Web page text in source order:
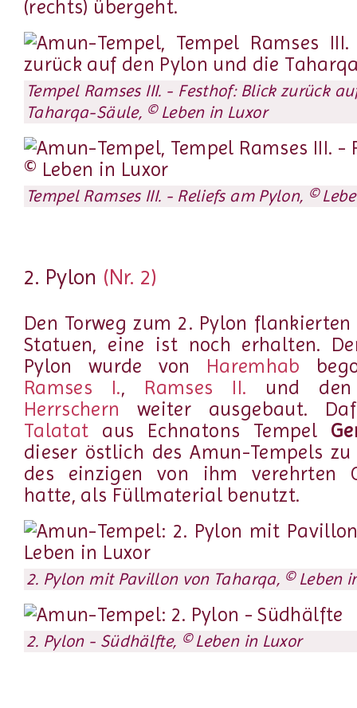
(rechts) übergeht.
Tempel Ramses III. - Festhof: Blick zurück
Taharqa-Säule, © Leben in Luxor
Tempel Ramses III. - Reliefs am Pylon, ©
2. Pylon (Nr. 2)
Den Torweg zum 2. Pylon
Statuen, eine ist noch erhalten.
Pylon wurde von Haremhab
Ramses I., Ramses II. und
Herrschern weiter ausgebaut.
Talatat aus Echnatons Tempel
dieser östlich des Amun-Tempels
des einzigen von ihm verehrten
hatte, als Füllmaterial benutzt.
2. Pylon mit Pavillon von Taharqa, © Leben
2. Pylon - Südhälfte, © Leben in Luxor